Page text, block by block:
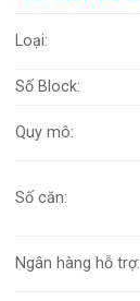
Loại:
Số Block:
Quy mô:
Số căn:
Ngân hàng hỗ trợ: